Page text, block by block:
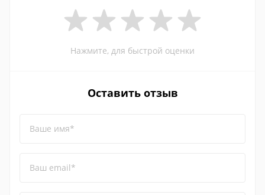
Нажмите, для быстрой оценки
Оставить отзыв
Ваше имя*
Ваш email*